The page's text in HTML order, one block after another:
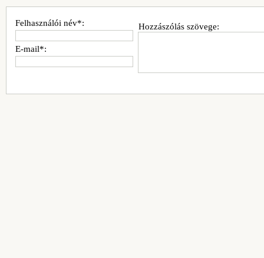
Hozzászólás szövege:
Felhasználói név*:
E-mail*: